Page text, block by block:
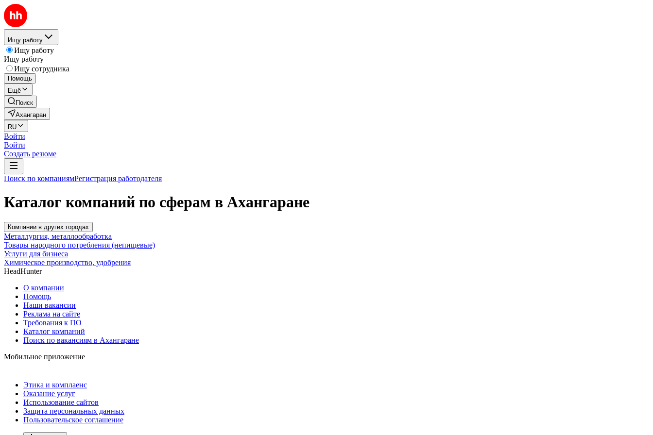
Ищу работу
Ищу работу
Ищу работу
Ищу сотрудника
Помощь
Ещё
Поиск
Ахангаран
RU
Войти
Войти
Создать резюме
Поиск по компаниямРегистрация работодателя
Каталог компаний по сферам в Ахангаране
Компании в других городах
Металлургия, металлообработка
Товары народного потребления (непищевые)
Услуги для бизнеса
Химическое производство, удобрения
HeadHunter
О компании
Помощь
Наши вакансии
Реклама на сайте
Требования к ПО
Каталог компаний
Поиск по вакансиям в Ахангаране
Мобильное приложение
Этика и комплаенс
Оказание услуг
Использование сайтов
Защита персональных данных
Пользовательское соглашение